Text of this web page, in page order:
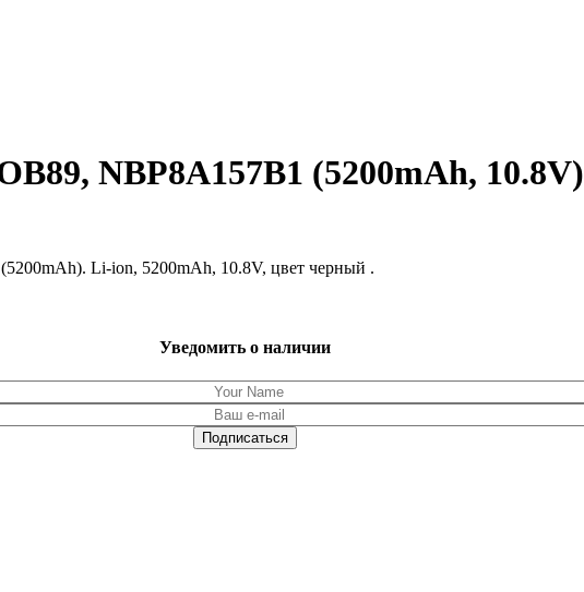
NBP8A157B1 (5200mAh, 10.8V)
Li-ion, 5200mAh, 10.8V, цвет черный .
Уведомить о наличии